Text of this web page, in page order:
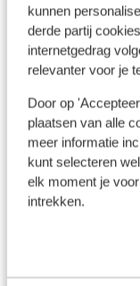
kunnen
derde partij
internetgedrag
relevanter voor je
Door op
plaatsen van alle
meer informatie
kunt selecteren
elk moment je
intrekken.
À proximité
Distance de la
la pared
Distance du
costa calma
Distance de
Distance
kilomètres
Distance à la
mètres
Distance à la